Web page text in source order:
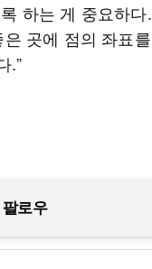
하는 게 중요하다.
곳에 점의 좌표를
.”
로우